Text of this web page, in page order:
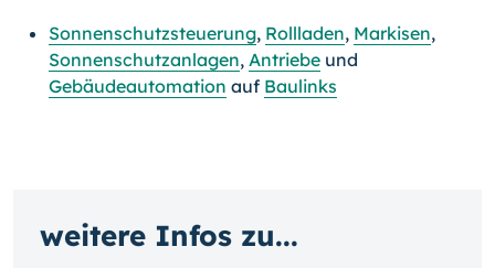
Sonnenschutzsteuerung, Rollladen, Markisen,
Sonnenschutzanlagen, Antriebe und
Gebäudeautomation auf Baulinks
weitere Infos zu...